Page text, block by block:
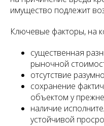
имущество подлежит
Ключевые факторы, на
существенная
рыночной
отсутствие
сохранение
объектом у
наличие
устойчивой